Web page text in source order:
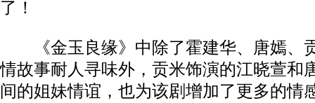
了！
《金玉良缘》中除了霍建华、唐嫣、
情故事耐人寻味外，贡米饰演的江晓萱和
间的姐妹情谊，也为该剧增加了更多的情